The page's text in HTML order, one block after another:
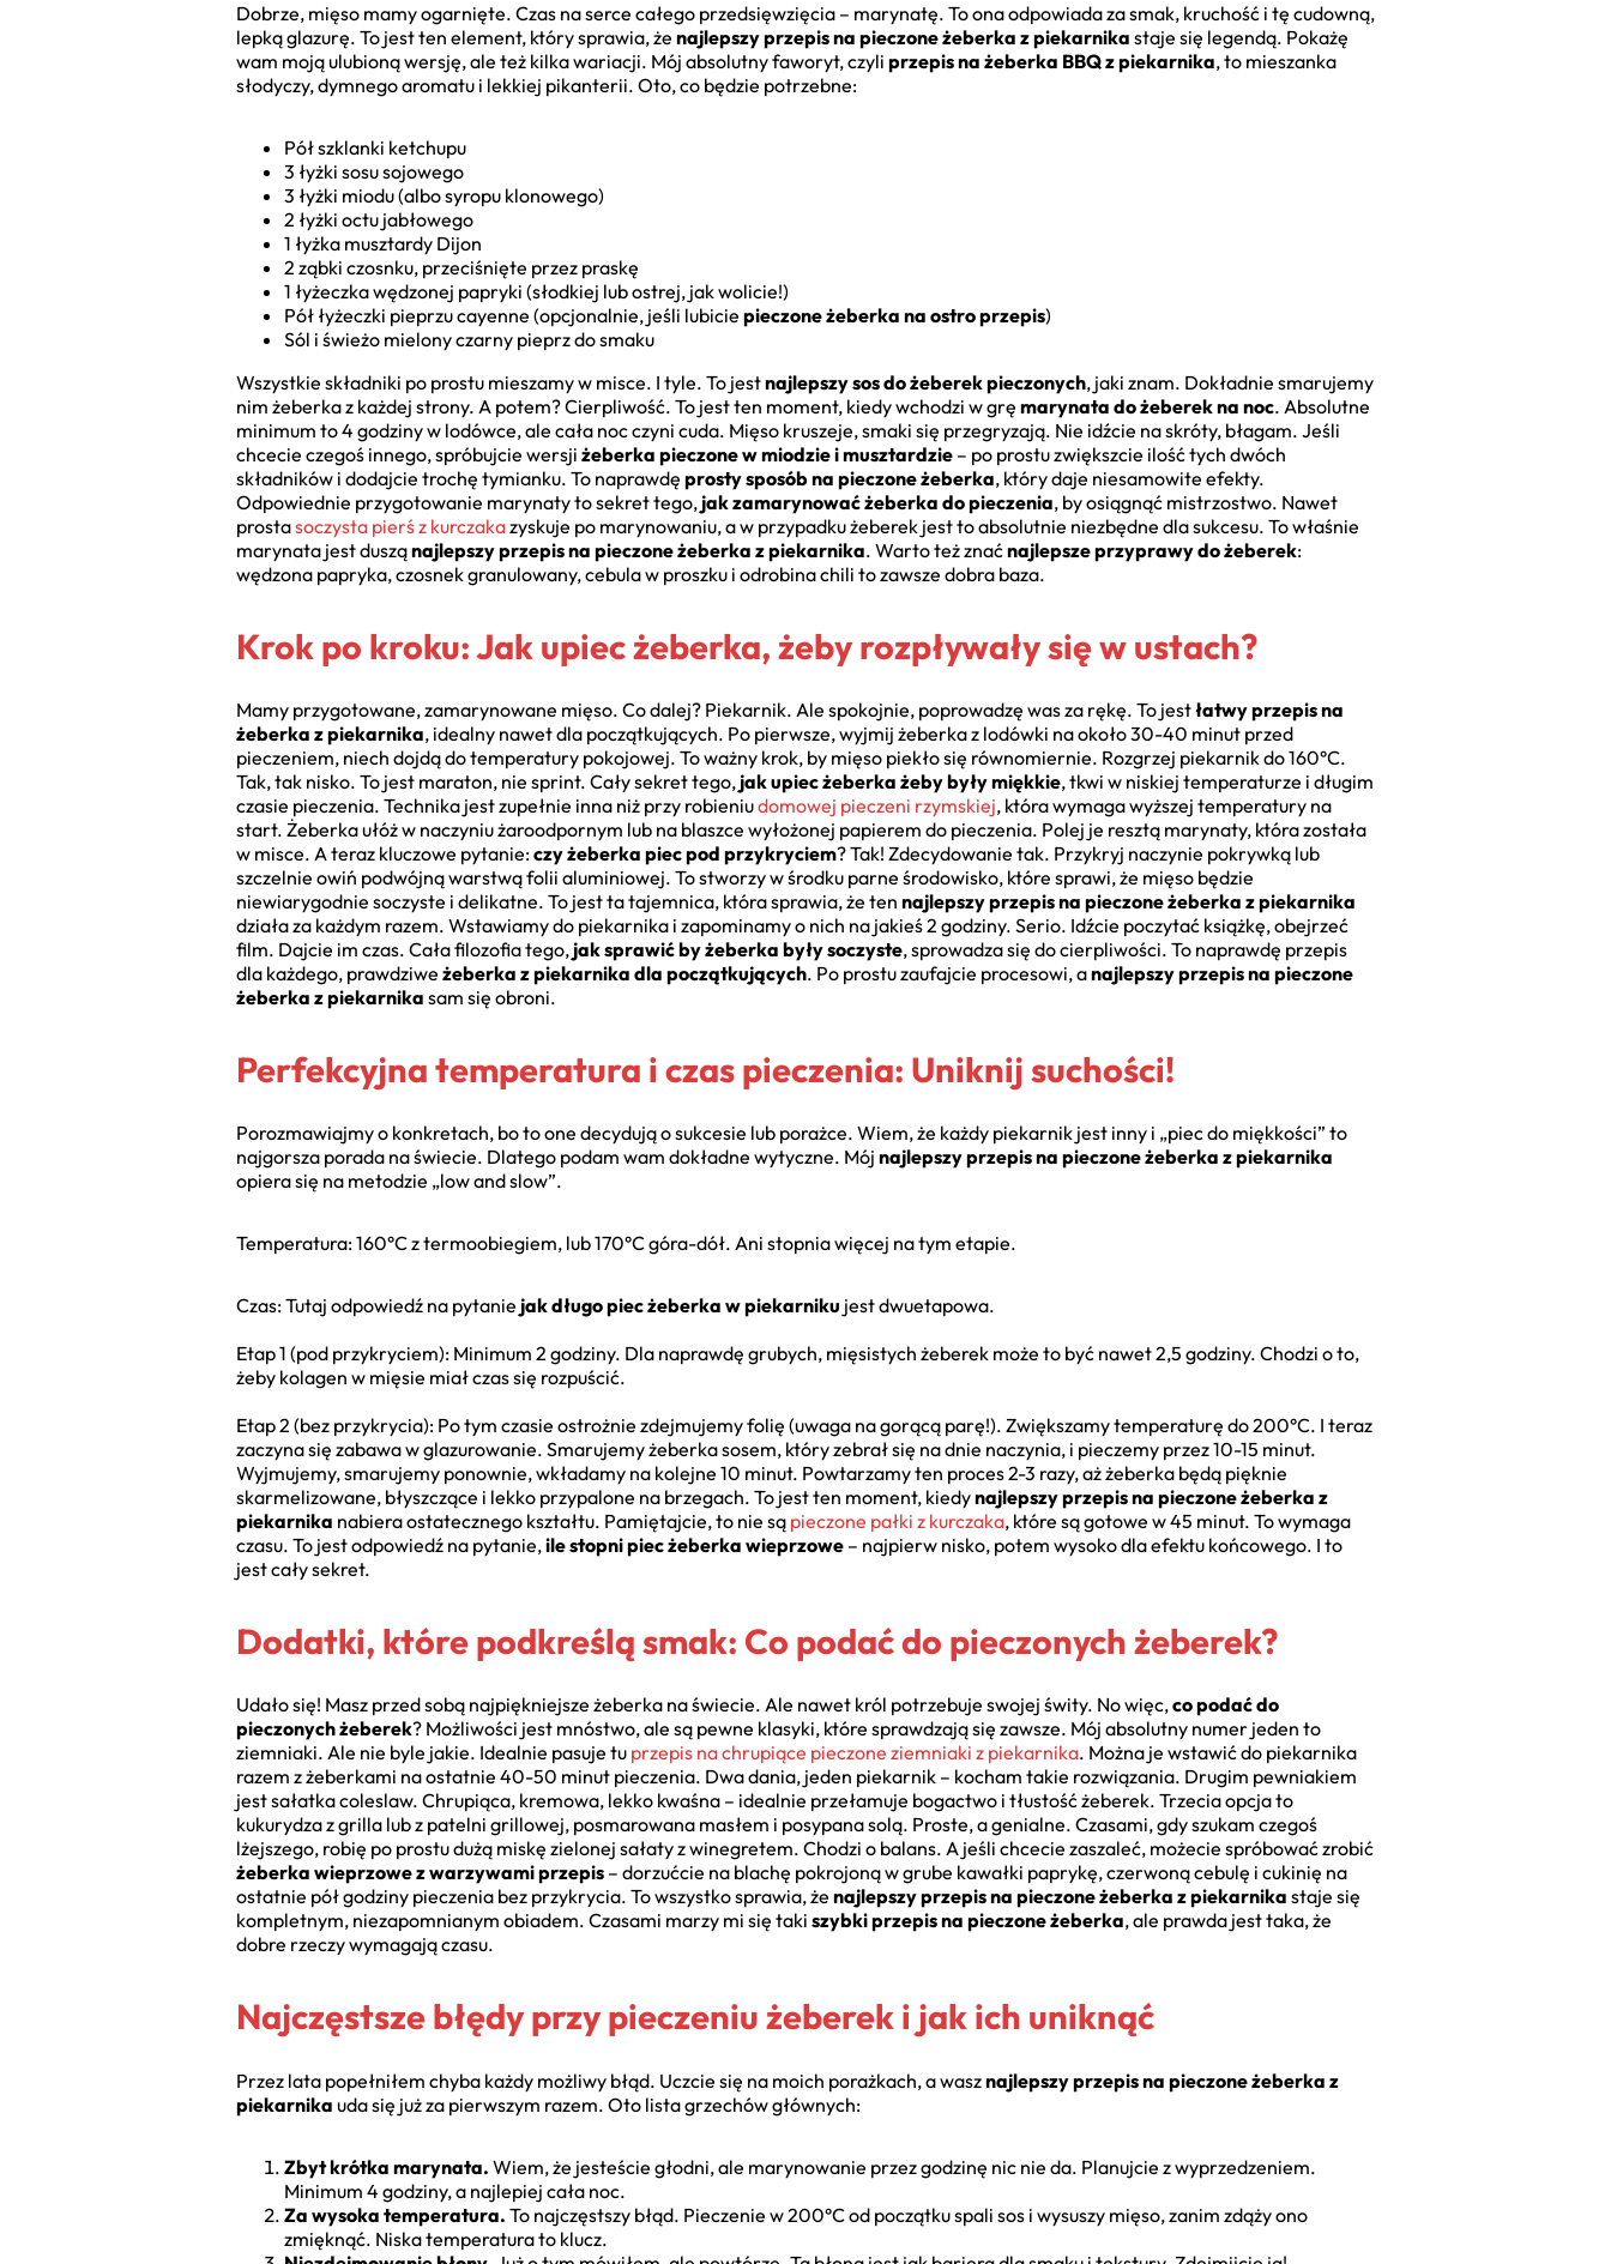
Dobrze, mięso mamy ogarnięte. Czas na serce całego przedsięwzięcia – marynatę. To ona odpowiada za smak, kruchość i tę cudowną,
lepką glazurę. To jest ten element, który sprawia, że najlepszy przepis na pieczone żeberka z piekarnika staje się legendą. Pokażę
wam moją ulubioną wersję, ale też kilka wariacji. Mój absolutny faworyt, czyli przepis na żeberka BBQ z piekarnika, to mieszanka
słodyczy, dymnego aromatu i lekkiej pikanterii. Oto, co będzie potrzebne:
Pół szklanki ketchupu
3 łyżki sosu sojowego
3 łyżki miodu (albo syropu klonowego)
2 łyżki octu jabłowego
1 łyżka musztardy Dijon
2 ząbki czosnku, przeciśnięte przez praskę
1 łyżeczka wędzonej papryki (słodkiej lub ostrej, jak wolicie!)
Pół łyżeczki pieprzu cayenne (opcjonalnie, jeśli lubicie pieczone żeberka na ostro przepis)
Sól i świeżo mielony czarny pieprz do smaku
Wszystkie składniki po prostu mieszamy w misce. I tyle. To jestnajlepszy sos do żeberek pieczonych, jaki znam. Dokładnie smarujemy
nim żeberka z każdej strony. A potem? Cierpliwość. To jest ten moment, kiedy wchodzi w grę marynata do żeberek na noc. Absolutne
minimum to 4 godziny w lodówce, ale cała noc czyni cuda. Mięso kruszeje, smaki się przegryzają. Nie idźcie na skróty, błagam. Jeśli
chcecie czegoś innego, spróbujcie wersji żeberka pieczone w miodzie i musztardzie – po prostu zwiększcie ilość tych dwóch
składników i dodajcie trochę tymianku. To naprawdę prosty sposób na pieczone żeberka, który daje niesamowite efekty.
Odpowiednie przygotowanie marynaty to sekret tego, jak zamarynować żeberka do pieczenia, by osiągnąć mistrzostwo. Nawet
prostasoczysta pierś z kurczakazyskuje po marynowaniu, a w przypadku żeberek jest to absolutnie niezbędne dla sukcesu. To właśnie
marynata jest dusząnajlepszy przepis na pieczone żeberka z piekarnika. Warto też znaćnajlepsze przyprawy do żeberek:
wędzona papryka, czosnek granulowany, cebula w proszku i odrobina chili to zawsze dobra baza.
Krok po kroku: Jak upiec żeberka, żeby rozpływały się w ustach?
Mamy przygotowane, zamarynowane mięso. Co dalej? Piekarnik. Ale spokojnie, poprowadzę was za rękę. To jestłatwy przepis na
żeberka z piekarnika, idealny nawet dla początkujących. Po pierwsze, wyjmij żeberka z lodówki na około 30-40 minut przed
pieczeniem, niech dojdą do temperatury pokojowej. To ważny krok, by mięso piekło się równomiernie. Rozgrzej piekarnik do 160°C.
Tak, tak nisko. To jest maraton, nie sprint. Cały sekret tego, jak upiec żeberka żeby były miękkie, tkwi w niskiej temperaturze i długim
czasie pieczenia. Technika jest zupełnie inna niż przy robieniudomowej pieczeni rzymskiej, która wymaga wyższej temperatury na
start. Żeberka ułóż w naczyniu żaroodpornym lub na blaszce wyłożonej papierem do pieczenia. Polej je resztą marynaty, która została
w misce. A teraz kluczowe pytanie:czy żeberka piec pod przykryciem? Tak! Zdecydowanie tak. Przykryj naczynie pokrywką lub
szczelnie owiń podwójną warstwą folii aluminiowej. To stworzy w środku parne środowisko, które sprawi, że mięso będzie
niewiarygodnie soczyste i delikatne. To jest ta tajemnica, która sprawia, że ten najlepszy przepis na pieczone żeberka z piekarnika
działa za każdym razem. Wstawiamy do piekarnika i zapominamy o nich na jakieś 2 godziny. Serio. Idźcie poczytać książkę, obejrzeć
film. Dajcie im czas. Cała filozofia tego, jak sprawić by żeberka były soczyste, sprowadza się do cierpliwości. To naprawdę przepis
dla każdego, prawdziwe żeberka z piekarnika dla początkujących. Po prostu zaufajcie procesowi, anajlepszy przepis na pieczone
żeberka z piekarnika sam się obroni.
Perfekcyjna temperatura i czas pieczenia: Uniknij suchości!
Porozmawiajmy o konkretach, bo to one decydują o sukcesie lub porażce. Wiem, że każdy piekarnik jest inny i „piec do miękkości” to
najgorsza porada na świecie. Dlatego podam wam dokładne wytyczne. Mój najlepszy przepis na pieczone żeberka z piekarnika
opiera się na metodzie „low and slow”.
Temperatura: 160°C z termoobiegiem, lub 170°C góra-dół. Ani stopnia więcej na tym etapie.
Czas: Tutaj odpowiedź na pytanie jak długo piec żeberka w piekarniku jest dwuetapowa.
Etap 1 (pod przykryciem): Minimum 2 godziny. Dla naprawdę grubych, mięsistych żeberek może to być nawet 2,5 godziny. Chodzi o to,
żeby kolagen w mięsie miał czas się rozpuścić.
Etap 2 (bez przykrycia): Po tym czasie ostrożnie zdejmujemy folię (uwaga na gorącą parę!). Zwiększamy temperaturę do 200°C. I teraz
zaczyna się zabawa w glazurowanie. Smarujemy żeberka sosem, który zebrał się na dnie naczynia, i pieczemy przez 10-15 minut.
Wyjmujemy, smarujemy ponownie, wkładamy na kolejne 10 minut. Powtarzamy ten proces 2-3 razy, aż żeberka będą pięknie
skarmelizowane, błyszczące i lekko przypalone na brzegach. To jest ten moment, kiedynajlepszy przepis na pieczone żeberka z
piekarnika nabiera ostatecznego kształtu. Pamiętajcie, to nie są pieczone pałki z kurczaka, które są gotowe w 45 minut. To wymaga
czasu. To jest odpowiedź na pytanie,ile stopni piec żeberka wieprzowe – najpierw nisko, potem wysoko dla efektu końcowego. I to
jest cały sekret.
Dodatki, które podkreślą smak: Co podać do pieczonych żeberek?
Udało się! Masz przed sobą najpiękniejsze żeberka na świecie. Ale nawet król potrzebuje swojej świty. No więc,co podać do
pieczonych żeberek? Możliwości jest mnóstwo, ale są pewne klasyki, które sprawdzają się zawsze. Mój absolutny numer jeden to
ziemniaki. Ale nie byle jakie. Idealnie pasuje tu przepis na chrupiące pieczone ziemniaki z piekarnika. Można je wstawić do piekarnika
razem z żeberkami na ostatnie 40-50 minut pieczenia. Dwa dania, jeden piekarnik – kocham takie rozwiązania. Drugim pewniakiem
jest sałatka coleslaw. Chrupiąca, kremowa, lekko kwaśna – idealnie przełamuje bogactwo i tłustość żeberek. Trzecia opcja to
kukurydza z grilla lub z patelni grillowej, posmarowana masłem i posypana solą. Proste, a genialne. Czasami, gdy szukam czegoś
lżejszego, robię po prostu dużą miskę zielonej sałaty z winegretem. Chodzi o balans. A jeśli chcecie zaszaleć, możecie spróbować zrobić
żeberka wieprzowe z warzywami przepis – dorzućcie na blachę pokrojoną w grube kawałki paprykę, czerwoną cebulę i cukinię na
ostatnie pół godziny pieczenia bez przykrycia. To wszystko sprawia, że najlepszy przepis na pieczone żeberka z piekarnika staje się
kompletnym, niezapomnianym obiadem. Czasami marzy mi się taki szybki przepis na pieczone żeberka, ale prawda jest taka, że
dobre rzeczy wymagają czasu.
Najczęstsze błędy przy pieczeniu żeberek i jak ich uniknąć
Przez lata popełniłem chyba każdy możliwy błąd. Uczcie się na moich porażkach, a wasznajlepszy przepis na pieczone żeberka z
piekarnika uda się już za pierwszym razem. Oto lista grzechów głównych:
Zbyt krótka marynata. Wiem, że jesteście głodni, ale marynowanie przez godzinę nic nie da. Planujcie z wyprzedzeniem.
Minimum 4 godziny, a najlepiej cała noc.
Za wysoka temperatura. To najczęstszy błąd. Pieczenie w 200°C od początku spali sos i wysuszy mięso, zanim zdąży ono
zmięknąć. Niska temperatura to klucz.